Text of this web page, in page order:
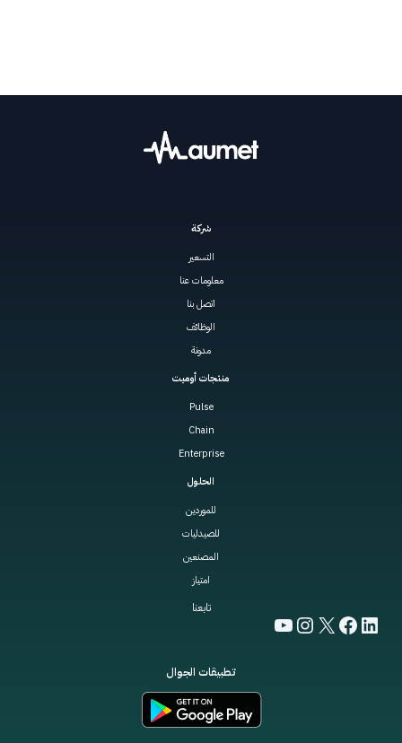
شركة
التسعير
معلومات عنا
اتصل بنا
الوظائف
مدونة
منتجات أوميت
Pulse
Chain
Enterprise
الحلول
للموردين
للصيدليات
المصنعين
امتياز
تابعنا
LinkedIn
Facebook
X
Instagram
YouTube
تطبيقات الجوال